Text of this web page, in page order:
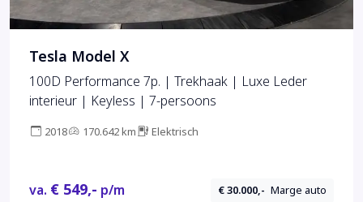
Tesla Model X
100D Performance 7p. | Trekhaak | Luxe Leder
interieur | Keyless | 7-persoons
2018 170.642 km Elektrisch
va. € 549,- p/m € 30.000,- Marge auto